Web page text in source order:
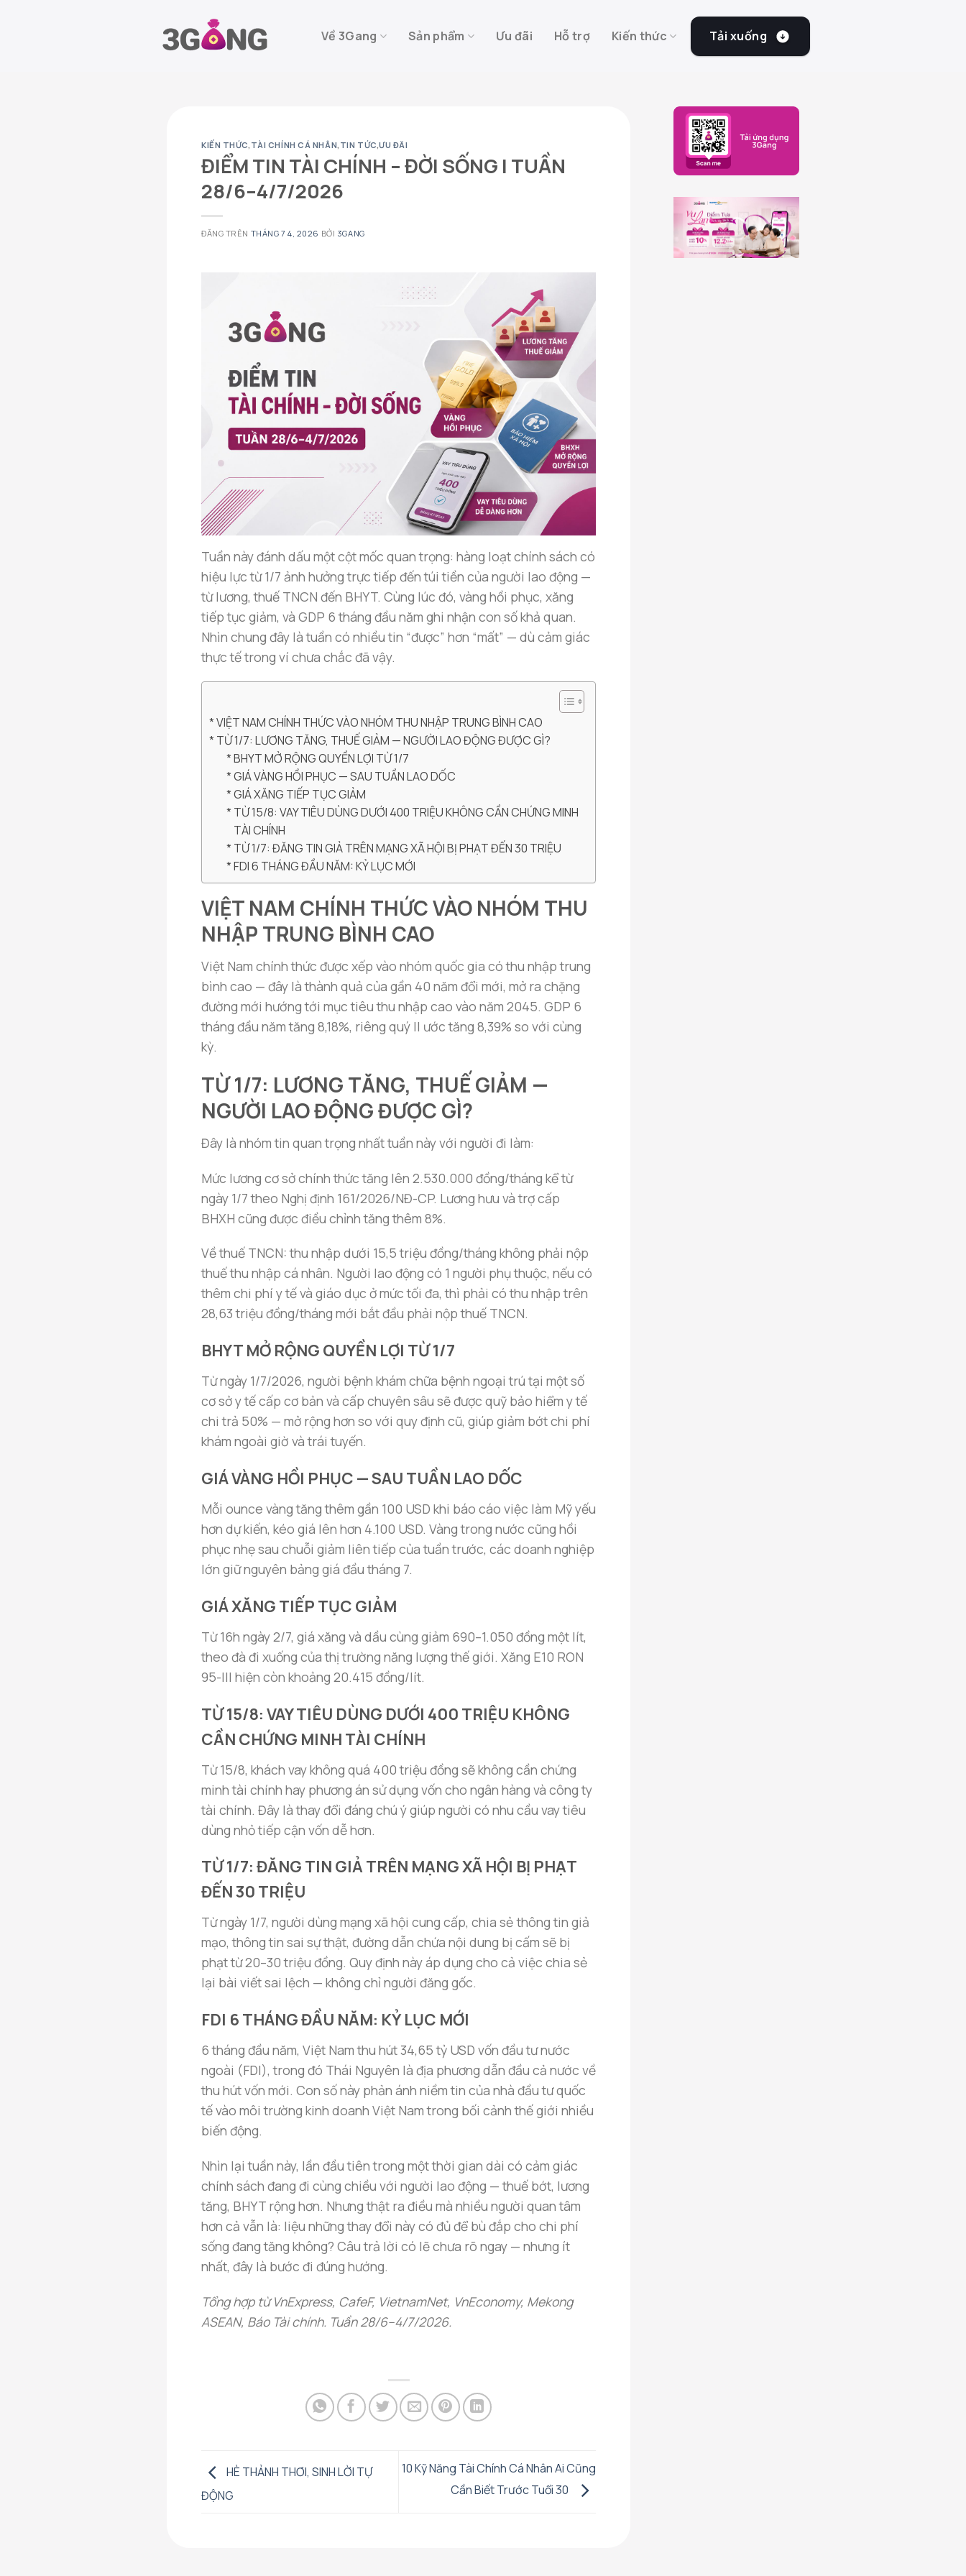
Về 3Gang Sản phẩm Ưu đãi Hỗ trợ Kiến thức Tải xuống
KIẾN THỨC, TÀI CHÍNH CÁ NHÂN, TIN TỨC,ƯU ĐÃI
ĐIỂM TIN TÀI CHÍNH – ĐỜI SỐNG | TUẦN
28/6–4/7/2026
ĐĂNG TRÊN THÁNG 7 4, 2026 BỞI 3GANG
Tuần này đánh dấu một cột mốc quan trọng: hàng loạt chính sách có
hiệu lực từ 1/7 ảnh hưởng trực tiếp đến túi tiền của người lao động —
từ lương, thuế TNCN đến BHYT. Cùng lúc đó, vàng hồi phục, xăng
tiếp tục giảm, và GDP 6 tháng đầu năm ghi nhận con số khả quan.
Nhìn chung đây là tuần có nhiều tin “được” hơn “mất” — dù cảm giác
thực tế trong ví chưa chắc đã vậy.
VIỆT NAM CHÍNH THỨC VÀO NHÓM THU NHẬP TRUNG BÌNH CAO
TỪ 1/7: LƯƠNG TĂNG, THUẾ GIẢM — NGƯỜI LAO ĐỘNG ĐƯỢC GÌ?
BHYT MỞ RỘNG QUYỀN LỢI TỪ 1/7
GIÁ VÀNG HỒI PHỤC — SAU TUẦN LAO DỐC
GIÁ XĂNG TIẾP TỤC GIẢM
TỪ 15/8: VAY TIÊU DÙNG DƯỚI 400 TRIỆU KHÔNG CẦN CHỨNG MINH
TÀI CHÍNH
TỪ 1/7: ĐĂNG TIN GIẢ TRÊN MẠNG XÃ HỘI BỊ PHẠT ĐẾN 30 TRIỆU
FDI 6 THÁNG ĐẦU NĂM: KỶ LỤC MỚI
VIỆT NAM CHÍNH THỨC VÀO NHÓM THU
NHẬP TRUNG BÌNH CAO
Việt Nam chính thức được xếp vào nhóm quốc gia có thu nhập trung
bình cao — đây là thành quả của gần 40 năm đổi mới, mở ra chặng
đường mới hướng tới mục tiêu thu nhập cao vào năm 2045. GDP 6
tháng đầu năm tăng 8,18%, riêng quý II ước tăng 8,39% so với cùng
kỳ.
TỪ 1/7: LƯƠNG TĂNG, THUẾ GIẢM —
NGƯỜI LAO ĐỘNG ĐƯỢC GÌ?
Đây là nhóm tin quan trọng nhất tuần này với người đi làm:
Mức lương cơ sở chính thức tăng lên 2.530.000 đồng/tháng kể từ
ngày 1/7 theo Nghị định 161/2026/NĐ-CP. Lương hưu và trợ cấp
BHXH cũng được điều chỉnh tăng thêm 8%.
Về thuế TNCN: thu nhập dưới 15,5 triệu đồng/tháng không phải nộp
thuế thu nhập cá nhân. Người lao động có 1 người phụ thuộc, nếu có
thêm chi phí y tế và giáo dục ở mức tối đa, thì phải có thu nhập trên
28,63 triệu đồng/tháng mới bắt đầu phải nộp thuế TNCN.
BHYT MỞ RỘNG QUYỀN LỢI TỪ 1/7
Từ ngày 1/7/2026, người bệnh khám chữa bệnh ngoại trú tại một số
cơ sở y tế cấp cơ bản và cấp chuyên sâu sẽ được quỹ bảo hiểm y tế
chi trả 50% — mở rộng hơn so với quy định cũ, giúp giảm bớt chi phí
khám ngoài giờ và trái tuyến.
GIÁ VÀNG HỒI PHỤC — SAU TUẦN LAO DỐC
Mỗi ounce vàng tăng thêm gần 100 USD khi báo cáo việc làm Mỹ yếu
hơn dự kiến, kéo giá lên hơn 4.100 USD. Vàng trong nước cũng hồi
phục nhẹ sau chuỗi giảm liên tiếp của tuần trước, các doanh nghiệp
lớn giữ nguyên bảng giá đầu tháng 7.
GIÁ XĂNG TIẾP TỤC GIẢM
Từ 16h ngày 2/7, giá xăng và dầu cùng giảm 690–1.050 đồng một lít,
theo đà đi xuống của thị trường năng lượng thế giới. Xăng E10 RON
95-III hiện còn khoảng 20.415 đồng/lít.
TỪ 15/8: VAY TIÊU DÙNG DƯỚI 400 TRIỆU KHÔNG
CẦN CHỨNG MINH TÀI CHÍNH
Từ 15/8, khách vay không quá 400 triệu đồng sẽ không cần chứng
minh tài chính hay phương án sử dụng vốn cho ngân hàng và công ty
tài chính. Đây là thay đổi đáng chú ý giúp người có nhu cầu vay tiêu
dùng nhỏ tiếp cận vốn dễ hơn.
TỪ 1/7: ĐĂNG TIN GIẢ TRÊN MẠNG XÃ HỘI BỊ PHẠT
ĐẾN 30 TRIỆU
Từ ngày 1/7, người dùng mạng xã hội cung cấp, chia sẻ thông tin giả
mạo, thông tin sai sự thật, đường dẫn chứa nội dung bị cấm sẽ bị
phạt từ 20–30 triệu đồng. Quy định này áp dụng cho cả việc chia sẻ
lại bài viết sai lệch — không chỉ người đăng gốc.
FDI 6 THÁNG ĐẦU NĂM: KỶ LỤC MỚI
6 tháng đầu năm, Việt Nam thu hút 34,65 tỷ USD vốn đầu tư nước
ngoài (FDI), trong đó Thái Nguyên là địa phương dẫn đầu cả nước về
thu hút vốn mới. Con số này phản ánh niềm tin của nhà đầu tư quốc
tế vào môi trường kinh doanh Việt Nam trong bối cảnh thế giới nhiều
biến động.
Nhìn lại tuần này, lần đầu tiên trong một thời gian dài có cảm giác
chính sách đang đi cùng chiều với người lao động — thuế bớt, lương
tăng, BHYT rộng hơn. Nhưng thật ra điều mà nhiều người quan tâm
hơn cả vẫn là: liệu những thay đổi này có đủ để bù đắp cho chi phí
sống đang tăng không? Câu trả lời có lẽ chưa rõ ngay — nhưng ít
nhất, đây là bước đi đúng hướng.
Tổng hợp từ VnExpress, CafeF, VietnamNet, VnEconomy, Mekong
ASEAN, Báo Tài chính. Tuần 28/6–4/7/2026.
HÈ THẢNH THƠI, SINH LỜI TỰ
ĐỘNG
10 Kỹ Năng Tài Chính Cá Nhân Ai Cũng
Cần Biết Trước Tuổi 30